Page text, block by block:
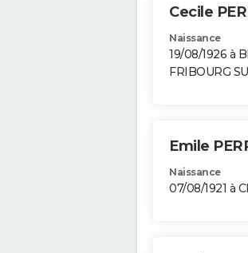
Cecile
Naissance
19/08/1926 à
FRIBOURG
Emile
Naissance
07/08/1921 à